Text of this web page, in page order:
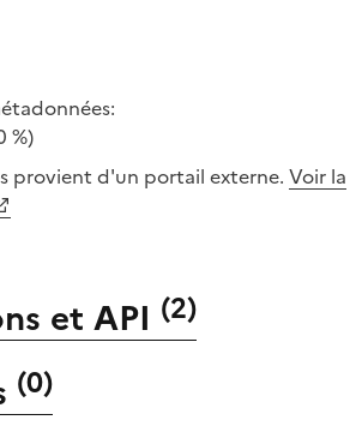
%)
provient d'un portail externe. Voir la
et API (2)
(0)